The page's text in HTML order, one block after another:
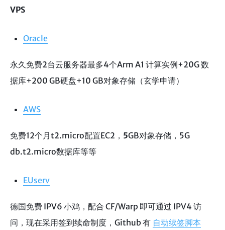
VPS
Oracle
永久免费2台云服务器最多4个Arm A1 计算实例+20G 数
据库+200 GB硬盘+10 GB对象存储（玄学申请）
AWS
免费12个月t2.micro配置EC2， 5GB对象存储，5G
db.t2.micro数据库等等
EUserv
德国免费 IPV6 小鸡，配合 CF/Warp 即可通过 IPV4 访
问，现在采用签到续命制度，Github 有 自动续签脚本